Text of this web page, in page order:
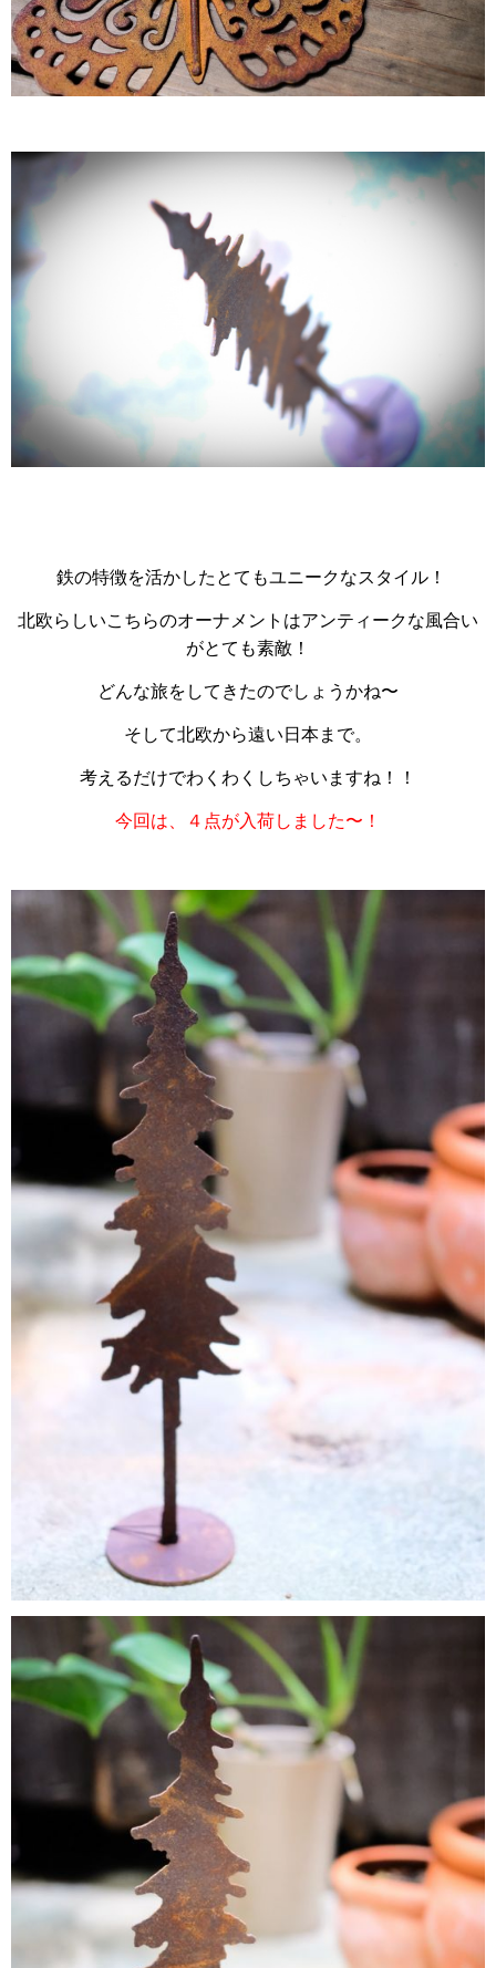
鉄の特徴を活かしたとてもユニークなスタイル！
北欧らしいこちらのオーナメントはアンティークな風合い
がとても素敵！
どんな旅をしてきたのでしょうかね〜
そして北欧から遠い日本まで。
考えるだけでわくわくしちゃいますね！！
今回は、４点が入荷しました〜！